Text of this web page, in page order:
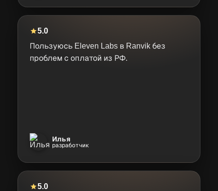
5.0
Пользуюсь Eleven Labs в Ranvik без
проблем с оплатой из РФ.
Илья
разработчик
5.0